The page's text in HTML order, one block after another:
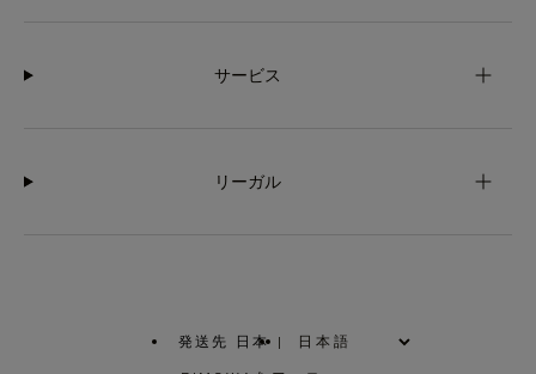
サービス
リーガル
発送先 日本 |